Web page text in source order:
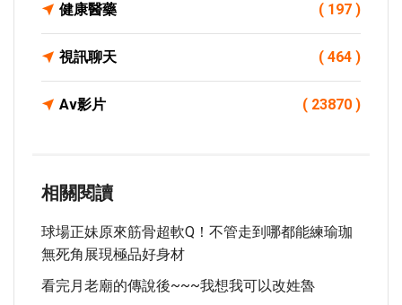
健康醫藥 ( 197 )
視訊聊天 ( 464 )
Av影片 ( 23870 )
相關閱讀
球場正妹原來筋骨超軟Q！不管走到哪都能練瑜珈
無死角展現極品好身材
看完月老廟的傳說後~~~我想我可以改姓魯